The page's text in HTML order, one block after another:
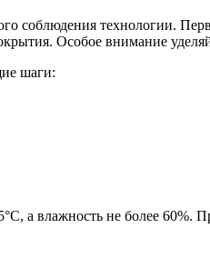
соблюдения технологии.
Особое внимание
шаги:
а влажность не более 60%.